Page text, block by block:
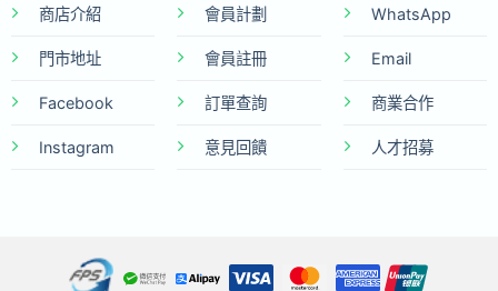
商店介紹
門市地址
Facebook
Instagram
會員計劃
會員註冊
訂單查詢
意見回饋
WhatsApp
Email
商業合作
人才招募